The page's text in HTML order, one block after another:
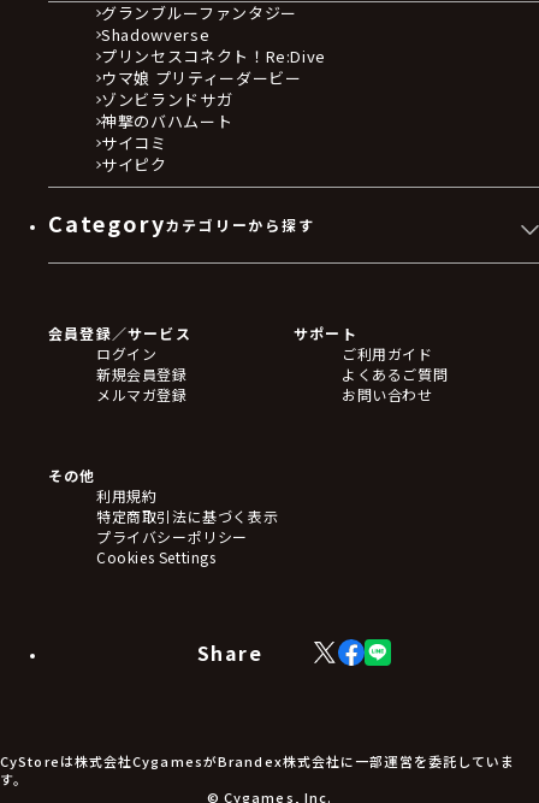
グランブルーファンタジー
Shadowverse
プリンセスコネクト！Re:Dive
ウマ娘 プリティーダービー
ゾンビランドサガ
神撃のバハムート
サイコミ
サイピク
Categoryカテゴリーから探す
フィギュア
アクリルスタンド
バッジ
キーホルダー・ストラップ
ステッカー・シール・カード
タペストリー・ポスター
アームサポーター
ブレードホルダー
食品・飲料品
アパレル小物
アクセサリー
会員登録／サービス
ログイン
新規会員登録
メルマガ登録
サポート
ご利用ガイド
よくあるご質問
お問い合わせ
その他
利用規約
特定商取引法に基づく表示
プライバシーポリシー
Cookies Settings
Share
X
(Twitter)
Facebook
LINE
CyStoreは株式会社CygamesがBrandex株式会社に一部運営を委託していま
す。
© Cygames, Inc.